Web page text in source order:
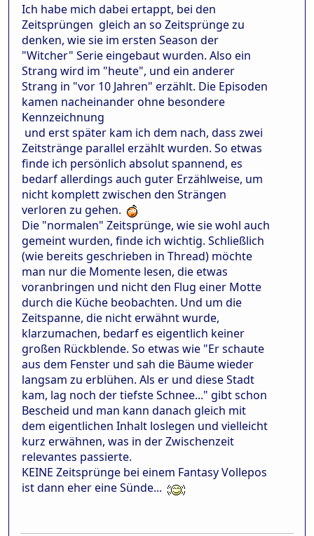
Ich habe mich dabei ertappt, bei den
Zeitsprüngen gleich an so Zeitsprünge zu
denken, wie sie im ersten Season der
"Witcher" Serie eingebaut wurden. Also ein
Strang wird im "heute", und ein anderer
Strang in "vor 10 Jahren" erzählt. Die Episoden
kamen nacheinander ohne besondere
Kennzeichnung
und erst später kam ich dem nach, dass zwei
Zeitstränge parallel erzählt wurden. So etwas
finde ich persönlich absolut spannend, es
bedarf allerdings auch guter Erzählweise, um
nicht komplett zwischen den Strängen
verloren zu gehen.
Die "normalen" Zeitsprünge, wie sie wohl auch
gemeint wurden, finde ich wichtig. Schließlich
(wie bereits geschrieben in Thread) möchte
man nur die Momente lesen, die etwas
voranbringen und nicht den Flug einer Motte
durch die Küche beobachten. Und um die
Zeitspanne, die nicht erwähnt wurde,
klarzumachen, bedarf es eigentlich keiner
großen Rückblende. So etwas wie "Er schaute
aus dem Fenster und sah die Bäume wieder
langsam zu erblühen. Als er und diese Stadt
kam, lag noch der tiefste Schnee..." gibt schon
Bescheid und man kann danach gleich mit
dem eigentlichen Inhalt loslegen und vielleicht
kurz erwähnen, was in der Zwischenzeit
relevantes passierte.
KEINE Zeitsprünge bei einem Fantasy Vollepos
ist dann eher eine Sünde...